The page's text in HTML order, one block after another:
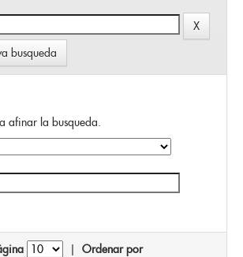
busqueda
afinar la busqueda.
| Ordenar por